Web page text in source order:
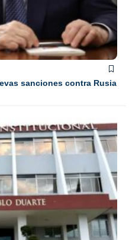
sanciones contra Rusia